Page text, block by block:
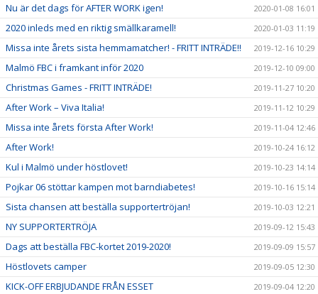
Nu är det dags för AFTER WORK igen! 2020-01-08 16:01
2020 inleds med en riktig smällkaramell! 2020-01-03 11:19
Missa inte årets sista hemmamatcher! - FRITT INTRÄDE!! 2019-12-16 10:29
Malmö FBC i framkant inför 2020 2019-12-10 09:00
Christmas Games - FRITT INTRÄDE! 2019-11-27 10:20
After Work – Viva Italia! 2019-11-12 10:29
Missa inte årets första After Work! 2019-11-04 12:46
After Work! 2019-10-24 16:12
Kul i Malmö under höstlovet! 2019-10-23 14:14
Pojkar 06 stöttar kampen mot barndiabetes! 2019-10-16 15:14
Sista chansen att beställa supportertröjan! 2019-10-03 12:21
NY SUPPORTERTRÖJA 2019-09-12 15:43
Dags att beställa FBC-kortet 2019-2020! 2019-09-09 15:57
Höstlovets camper 2019-09-05 12:30
KICK-OFF ERBJUDANDE FRÅN ESSET 2019-09-04 12:20